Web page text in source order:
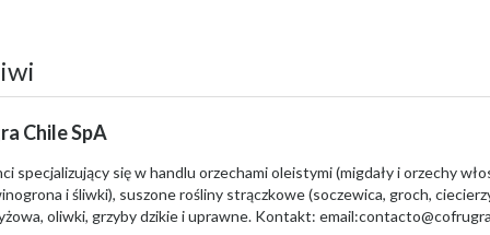
owocu. Hurtownie w lutym 2026 roku oferowały je w zakresie od
Chile SpA
specjalizujący się w handlu orzechami oleistymi (migdały i orzechy
i śliwki), suszone rośliny strączkowe (soczewica, groch,
oliwki, grzyby dzikie i uprawne. Kontakt: email: